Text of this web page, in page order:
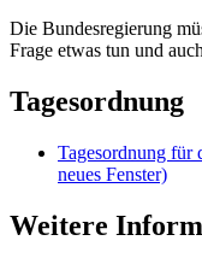
Die Bundesregierung
Frage etwas tun und
Tagesordnung
Tagesordnung für
neues Fenster)
Weitere